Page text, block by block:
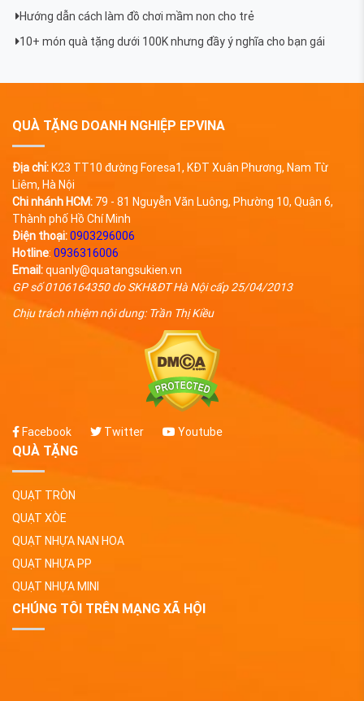
Hướng dẫn cách làm đồ chơi mầm non cho trẻ
10+ món quà tặng dưới 100K nhưng đầy ý nghĩa cho bạn gái
QUÀ TẶNG DOANH NGHIỆP EPVINA
Địa chỉ:K23 TT10 đường Foresa1, KĐT Xuân Phương, Nam Từ
Liêm, Hà Nội
Chi nhánh HCM: 79 - 81 Nguyễn Văn Luông, Phường 10, Quận 6,
Thành phố Hồ Chí Minh
Điện thoại:0903296006
Hotline: 0936316006
Email:quanly@quatangsukien.vn
GP số 0106164350 do SKH&ĐT Hà Nội cấp 25/04/2013
Chịu trách nhiệm nội dung: Trần Thị Kiều
Facebook Twitter Youtube
QUÀ TẶNG
QUẠT TRÒN
QUẠT XÒE
QUẠT NHỰA NAN HOA
QUẠT NHỰA PP
QUẠT NHỰA MINI
CHÚNG TÔI TRÊN MẠNG XÃ HỘI